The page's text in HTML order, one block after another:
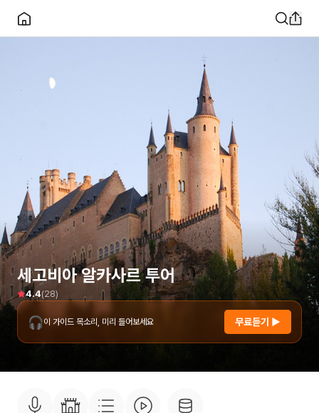
세고비아 알카사르 투어
4.4(28)
🎧이 가이드 목소리, 미리 들어보세요 무료듣기 ▶